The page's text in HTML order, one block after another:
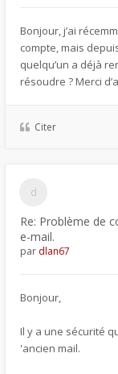
Bonjour, j’ai
compte, mais
quelqu’un a déjà
résoudre ? Merci
Citer
Re: Problème de
e-mail.
par dlan67
Bonjour,
Il y a une sécurité
'ancien mail.